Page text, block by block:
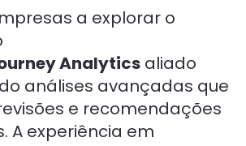
a explorar o
Analytics aliado
análises avançadas que
e recomendações
A experiência em